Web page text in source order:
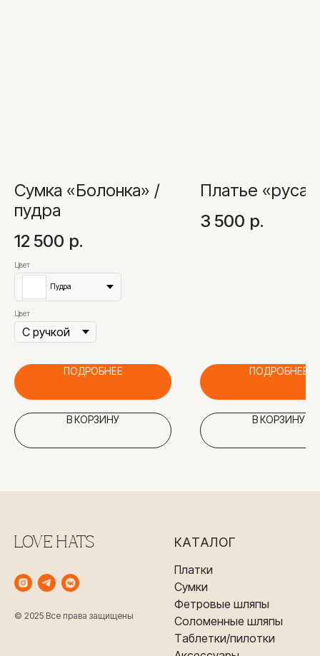
Cумка «Болонка» /
пудра
12 500 р.
Цвет
Пудра
Цвет
ПОДРОБНЕЕ
В КОРЗИНУ
Платье
3 500 р.
ПОДРОБНЕЕ
В КОРЗИНУ
LOVE HATS
© 2025 Все права защищены
КАТАЛОГ
Платки
Сумки
Фетровые шляпы
Соломенные шляпы
Таблетки/пилотки